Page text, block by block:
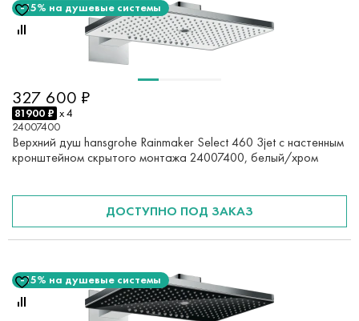
-15% на душевые системы
327 600 ₽
81900 ₽ x 4
24007400
Верхний душ hansgrohe Rainmaker Select 460 3jet с настенным
кронштейном скрытого монтажа 24007400, белый/хром
ДОСТУПНО ПОД ЗАКАЗ
-15% на душевые системы